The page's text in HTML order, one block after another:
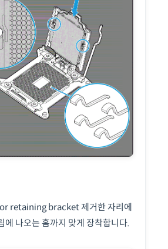
retaining bracket 제거한 자리에
에 나오는 홈까지 맞게 장착합니다.